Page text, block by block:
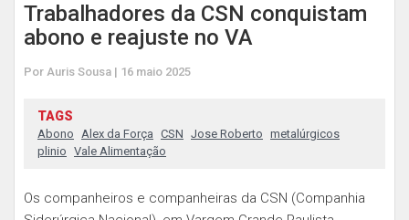
Trabalhadores da CSN conquistam
abono e reajuste no VA
Por Auris Sousa | 16 maio 2025
TAGS
Abono Alex da Força CSN Jose Roberto metalúrgicos
plinio Vale Alimentação
Os companheiros e companheiras da CSN (Companhia